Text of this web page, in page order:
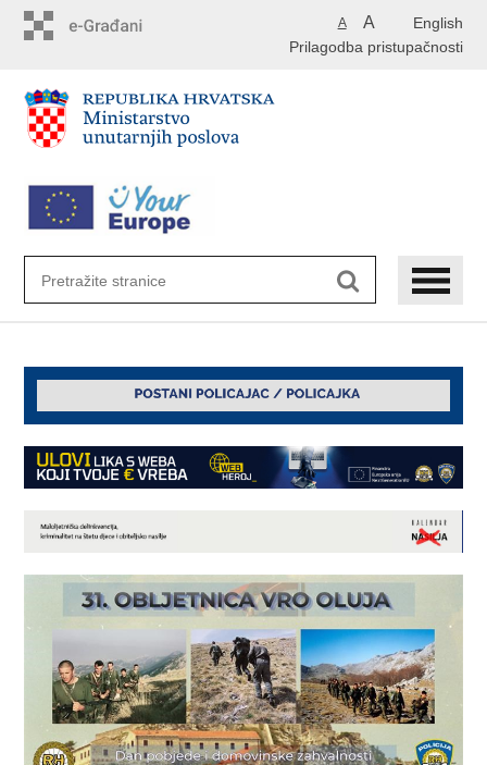
English
A A
Prilagodba pristupačnosti